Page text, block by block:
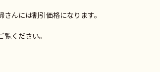
んには割引価格になります。
ください。